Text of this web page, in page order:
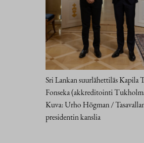
Sri Lankan suurlähettiläs Kapila
Fonseka (akkreditointi
Kuva: Urho Högman /
presidentin kanslia